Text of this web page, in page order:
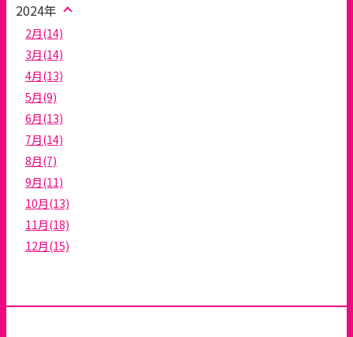
2024年
2月(14)
3月(14)
4月(13)
5月(9)
6月(13)
7月(14)
8月(7)
9月(11)
10月(13)
11月(18)
12月(15)